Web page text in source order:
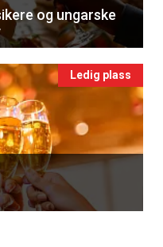
og ungarske
Ledig plass